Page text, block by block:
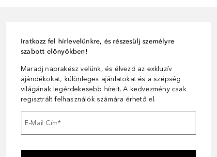
Iratkozz fel hírlevelünkre, és részesülj személyre
szabott előnyökben!
Maradj naprakész velünk, és élvezd az exkluzív
ajándékokat, különleges ajánlatokat és a szépség
világának legérdekesebb híreit. A kedvezmény csak
regisztrált felhasználók számára érhető el.
E-Mail Cím*